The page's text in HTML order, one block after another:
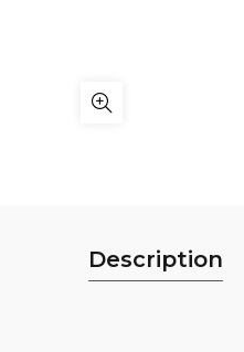
Description